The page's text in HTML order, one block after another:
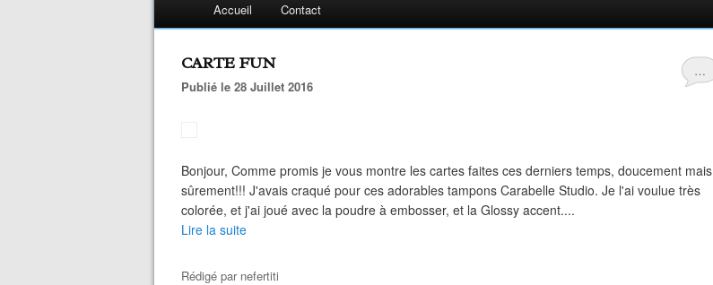
Accueil Contact
…
CARTE FUN
Publié le 28 Juillet 2016
Bonjour, Comme promis je vous montre les cartes faites ces derniers temps, doucement mais
sûrement!!! J'avais craqué pour ces adorables tampons Carabelle Studio. Je l'ai voulue très
colorée, et j'ai joué avec la poudre à embosser, et la Glossy accent....
Lire la suite
Rédigé par nefertiti